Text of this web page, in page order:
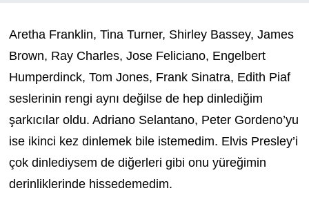
Aretha Franklin, Tina Turner, Shirley Bassey, James
Brown, Ray Charles, Jose Feliciano, Engelbert
Humperdinck, Tom Jones, Frank Sinatra, Edith Piaf
seslerinin rengi aynı değilse de hep dinlediğim
şarkıcılar oldu. Adriano Selantano, Peter Gordeno’yu
ise ikinci kez dinlemek bile istemedim. Elvis Presley’i
çok dinlediysem de diğerleri gibi onu yüreğimin
derinliklerinde hissedemedim.